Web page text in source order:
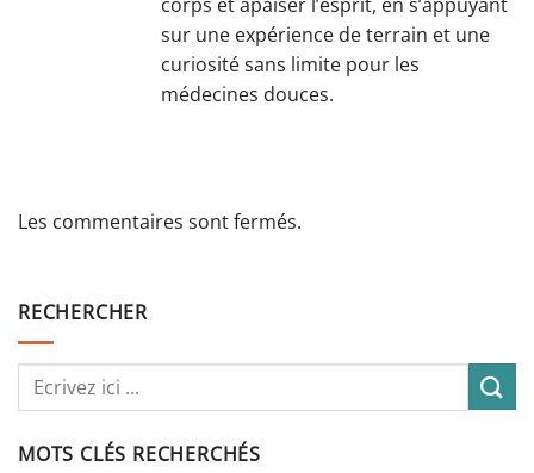
sur une expérience de terrain et une
curiosité sans limite pour les
médecines douces.
Les commentaires sont fermés.
RECHERCHER
MOTS CLÉS RECHERCHÉS